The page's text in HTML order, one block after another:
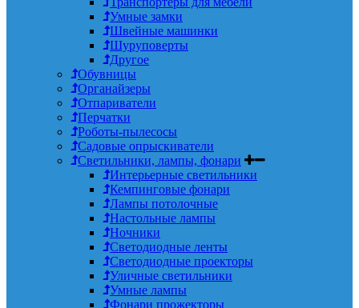
Умные замки
Швейные машинки
Шуруповерты
Другое
Обувницы
Органайзеры
Отпариватели
Перчатки
Роботы-пылесосы
Садовые опрыскиватели
Светильники, лампы, фонари
Интерьерные светильники
Кемпинговые фонари
Лампы потолочные
Настольные лампы
Ночники
Светодиодные ленты
Светодиодные проекторы
Уличные светильники
Умные лампы
Фонари прожекторы